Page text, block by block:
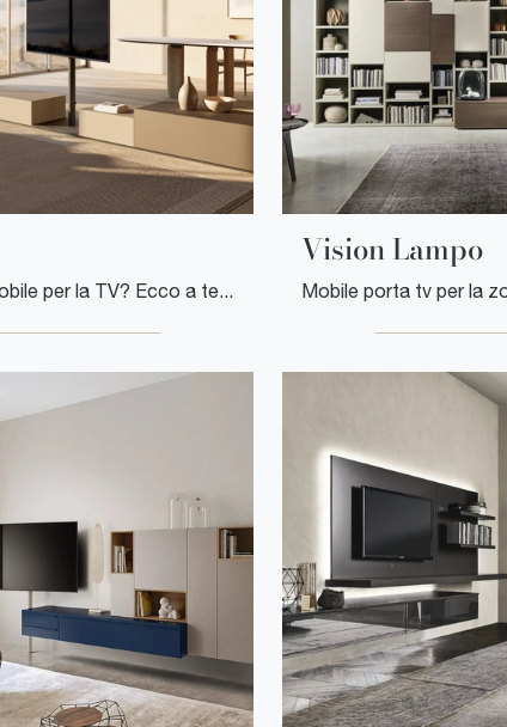
Cerchi un mobile per la TV? Ecco a te il modello Tvu di Kristalia in laccato opaco, ideale per spazi moderni.
Vision Lampo